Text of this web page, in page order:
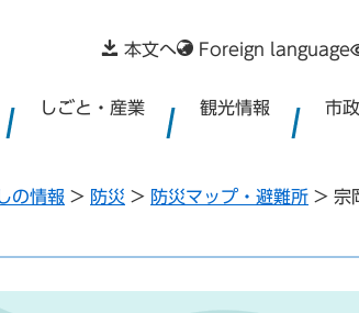
本文へ Foreign language
しごと・産業 観光情報 市
の情報 > 防災 > 防災マップ・避難所 > 宗